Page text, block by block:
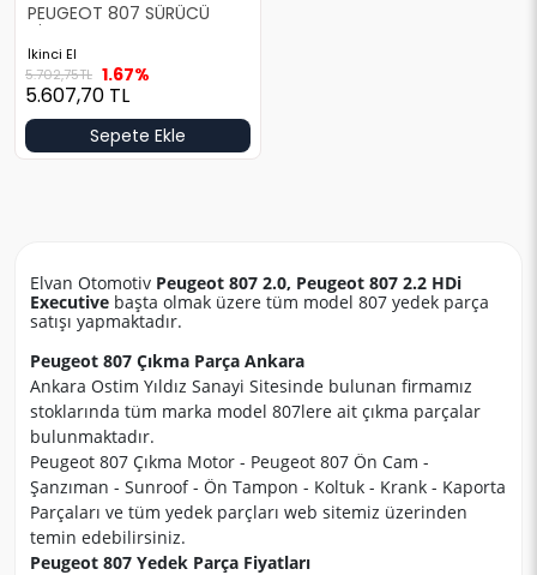
PEUGEOT 807 SÜRÜCÜ
AİRBAG
İkinci El
5.702,75TL 1.67%
5.607,70 TL
Sepete Ekle
Elvan Otomotiv Peugeot 807 2.0, Peugeot 807 2.2 HDi
Executive başta olmak üzere tüm model 807 yedek parça
satışı yapmaktadır.
Peugeot 807 Çıkma Parça Ankara
Ankara Ostim Yıldız Sanayi Sitesinde bulunan firmamız
stoklarında tüm marka model 807lere ait çıkma parçalar
bulunmaktadır.
Peugeot 807 Çıkma Motor - Peugeot 807 Ön Cam -
Şanzıman - Sunroof - Ön Tampon - Koltuk - Krank - Kaporta
Parçaları ve tüm yedek parçları web sitemiz üzerinden
temin edebilirsiniz.
Peugeot 807 Yedek Parça Fiyatları